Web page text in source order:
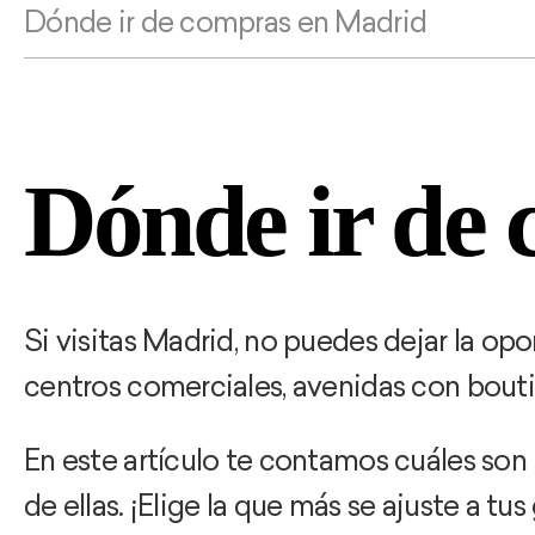
Dónde ir de compras en Madrid
Dónde ir de
Si visitas Madrid, no puedes dejar la
centros comerciales, avenidas con
En este artículo te contamos cuáles
de ellas. ¡Elige la que más se ajuste a